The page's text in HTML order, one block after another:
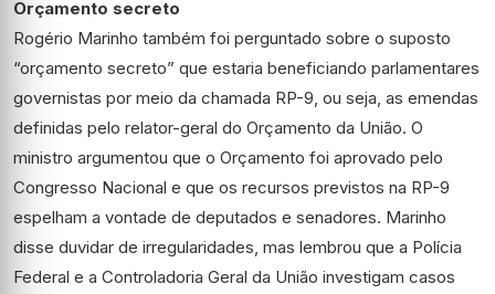
Orçamento secreto
Rogério Marinho também foi perguntado sobre o suposto
“orçamento secreto” que estaria beneficiando parlamentares
governistas por meio da chamada RP-9, ou seja, as emendas
definidas pelo relator-geral do Orçamento da União. O
ministro argumentou que o Orçamento foi aprovado pelo
Congresso Nacional e que os recursos previstos na RP-9
espelham a vontade de deputados e senadores. Marinho
disse duvidar de irregularidades, mas lembrou que a Polícia
Federal e a Controladoria Geral da União investigam casos